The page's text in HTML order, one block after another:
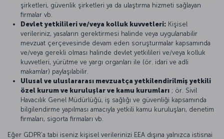
şirketleri, güvenlik şirketleri ya da ulaştırma hizmeti sağlayan
firmalar vb.
Devlet yetkilileri ve/veya kolluk kuvvetleri: Kişisel
verileriniz, yasaların gerektirmesi halinde veya uygulanabilir
mevzuat çerçevesinde devam eden soruşturmalar kapsamında
ve/veya gerekli olması halinde devlet yetkilileri ve/veya kolluk
kuvvetleri, yürütme ve yargı organları ile (ör. idari ve adli
makamlar) paylaşılabilir.
Ulusal ve uluslararası mevzuatça yetkilendirilmiş yetkili
özel kurum ve kuruluşlar ve kamu kurumları ; ör. Sivil
Havacılık Genel Müdürlüğü, iş sağlığı ve güvenliği kapsamında
bilgilendirme yapılması amacıyla yetkili kamu kuruluşları, denetim
firmaları, sigorta firmaları vb.
Eğer GDPR’a tabi iseniz kişisel verilerinizi EEA dışına yalnızca istisnai